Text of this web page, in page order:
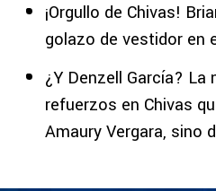
¡Orgullo de Chivas!
golazo de vestidor en
¿Y Denzell García? La
refuerzos en Chivas
Amaury Vergara, sino